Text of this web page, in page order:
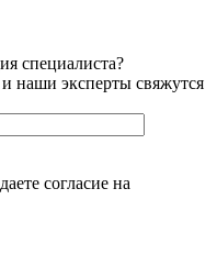
специалиста?
наши эксперты свяжутся
согласие на